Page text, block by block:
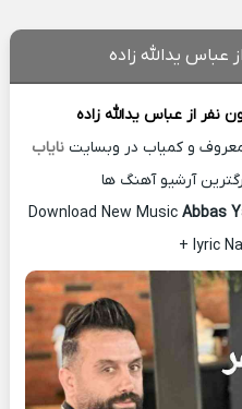
عباس یدالله زاده
معروف و کمیاب در وبسایت نایاب
آرشیو آهنگ ها
Download New Music Abbas
+ lyric